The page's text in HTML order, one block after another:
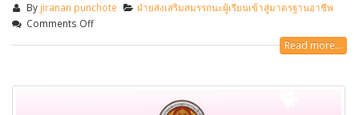
By jiranan punchote
ฝ่ายส่งเสริมสมรรถนะผู้เรียนเข้าสู่มาตรฐานอาชีพ
Comments Off
Read more...